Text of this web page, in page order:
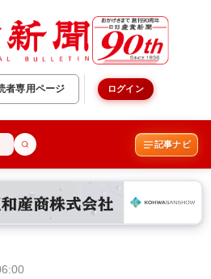
者専用ページ ログイン
記事ナビ